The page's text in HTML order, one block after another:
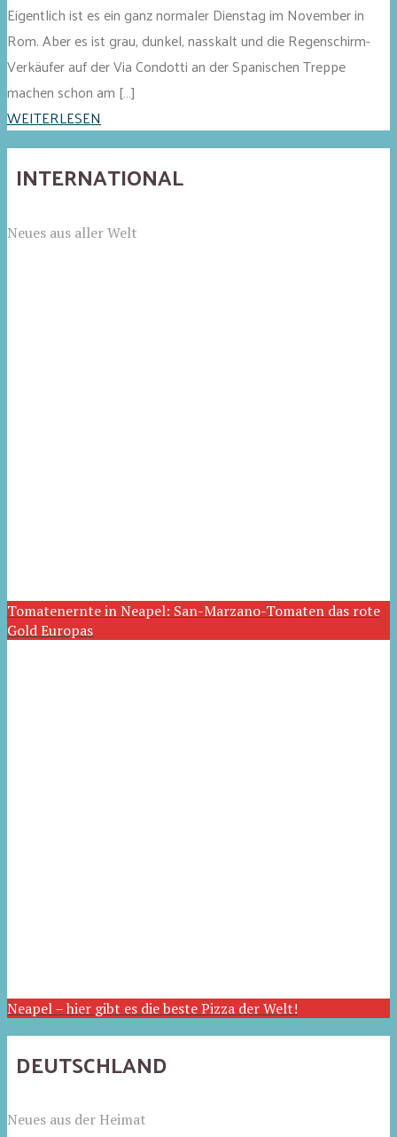
Eigentlich ist es ein ganz normaler Dienstag im November in
Rom. Aber es ist grau, dunkel, nasskalt und die Regenschirm-
Verkäufer auf der Via Condotti an der Spanischen Treppe
machen schon am […]
WEITERLESEN
INTERNATIONAL
Neues aus aller Welt
Tomatenernte in Neapel: San-Marzano-Tomaten das rote
Gold Europas
Neapel – hier gibt es die beste Pizza der Welt!
DEUTSCHLAND
Neues aus der Heimat